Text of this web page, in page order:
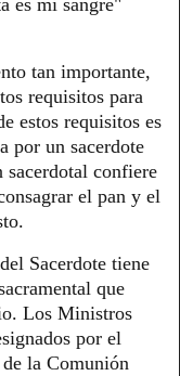
es mi sangre"
tan importante,
requisitos para
estos requisitos es
por un sacerdote
sacerdotal confiere
el pan y el
Sacerdote tiene
que
Los Ministros
por el
la Comunión